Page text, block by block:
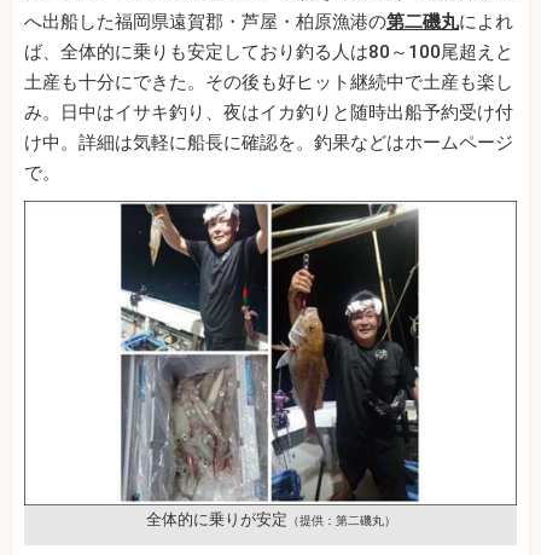
へ出船した福岡県遠賀郡・芦屋・柏原漁港の第二磯丸によれ
ば、全体的に乗りも安定しており釣る人は80～100尾超えと
土産も十分にできた。その後も好ヒット継続中で土産も楽し
み。日中はイサキ釣り、夜はイカ釣りと随時出船予約受け付
け中。詳細は気軽に船長に確認を。釣果などはホームページ
で。
全体的に乗りが安定 （提供：第二磯丸）